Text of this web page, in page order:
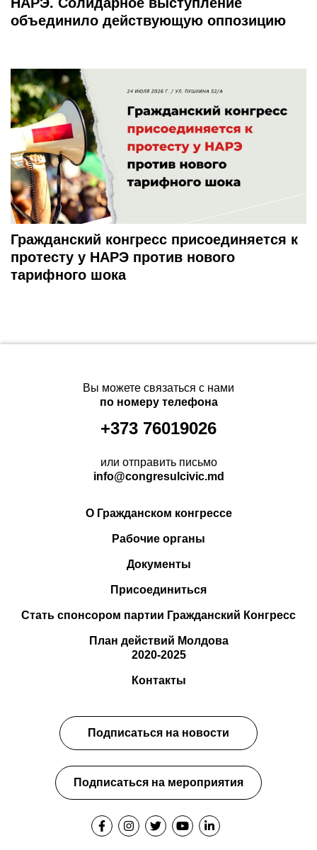
объединило действующую оппозицию
Гражданский конгресс присоединяется к
протесту у НАРЭ против нового
тарифного шока
Вы можете связаться с нами
по номеру телефона
+373 76019026
или отправить письмо
info@congresulcivic.md
О Гражданском конгрессе
Рабочие органы
Документы
Присоединиться
Стать спонсором партии Гражданский Конгресс
План действий Молдова
2020-2025
Контакты
Подписаться на новости
Подписаться на мероприятия